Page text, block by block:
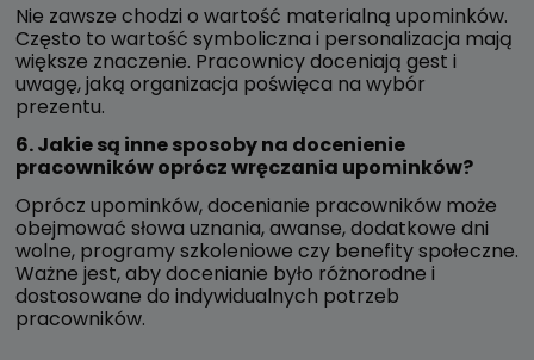
Nie zawsze chodzi o wartość materialną upominków.
Często to wartość symboliczna i personalizacja mają
większe znaczenie. Pracownicy doceniają gest i
uwagę, jaką organizacja poświęca na wybór
prezentu.
6. Jakie są inne sposoby na docenienie
pracowników oprócz wręczania upominków?
Oprócz upominków, docenianie pracowników może
obejmować słowa uznania, awanse, dodatkowe dni
wolne, programy szkoleniowe czy benefity społeczne.
Ważne jest, aby docenianie było różnorodne i
dostosowane do indywidualnych potrzeb
pracowników.